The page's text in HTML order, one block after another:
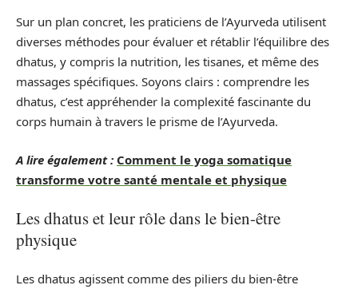
Sur un plan concret, les praticiens de l’Ayurveda utilisent
diverses méthodes pour évaluer et rétablir l’équilibre des
dhatus, y compris la nutrition, les tisanes, et même des
massages spécifiques. Soyons clairs : comprendre les
dhatus, c’est appréhender la complexité fascinante du
corps humain à travers le prisme de l’Ayurveda.
A lire également : Comment le yoga somatique
transforme votre santé mentale et physique
Les dhatus et leur rôle dans le bien-être
physique
Les dhatus agissent comme des piliers du bien-être